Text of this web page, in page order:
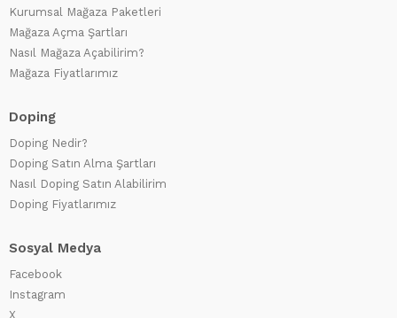
Kurumsal Mağaza Paketleri
Mağaza Açma Şartları
Nasıl Mağaza Açabilirim?
Mağaza Fiyatlarımız
Doping
Doping Nedir?
Doping Satın Alma Şartları
Nasıl Doping Satın Alabilirim
Doping Fiyatlarımız
Sosyal Medya
Facebook
Instagram
X